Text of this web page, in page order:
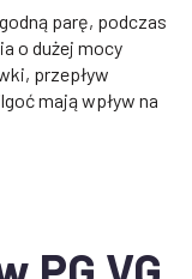
parę, podczas
o dużej mocy
przepływ
mają wpływ na